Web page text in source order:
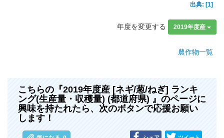
出典: [1]
年度を変更する 2019年度産
農作物一覧
こちらの『2019年度産 [ネギ/葱/ねぎ] ランキ
ング(生産量・収穫量) (都道府県) 』のページに
興味を持たれたら、次のボタンで応援お願い
します！